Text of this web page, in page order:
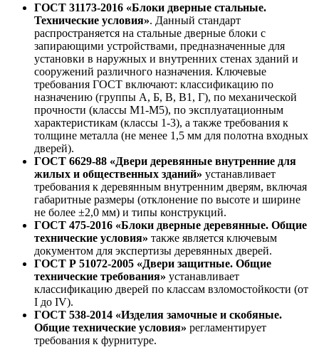
ГОСТ 31173-2016 «Блоки дверные стальные.
Технические условия». Данный стандарт
распространяется на стальные дверные блоки с
запирающими устройствами, предназначенные для
установки в наружных и внутренних стенах зданий и
сооружений различного назначения. Ключевые
требования ГОСТ включают: классификацию по
назначению (группы А, Б, В, В1, Г), по механической
прочности (классы М1-М5), по эксплуатационным
характеристикам (классы 1-3), а также требования к
толщине металла (не менее 1,5 мм для полотна входных
дверей).
ГОСТ 6629-88 «Двери деревянные внутренние для
жилых и общественных зданий» устанавливает
требования к деревянным внутренним дверям, включая
габаритные размеры (отклонение по высоте и ширине
не более ±2,0 мм) и типы конструкций.
ГОСТ 475-2016 «Блоки дверные деревянные. Общие
технические условия» также является ключевым
документом для экспертизы деревянных дверей.
ГОСТ Р 51072-2005 «Двери защитные. Общие
технические требования» устанавливает
классификацию дверей по классам взломостойкости (от
I до IV).
ГОСТ 538-2014 «Изделия замочные и скобяные.
Общие технические условия» регламентирует
требования к фурнитуре.